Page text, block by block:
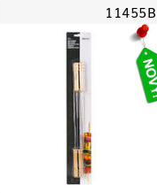
11455B